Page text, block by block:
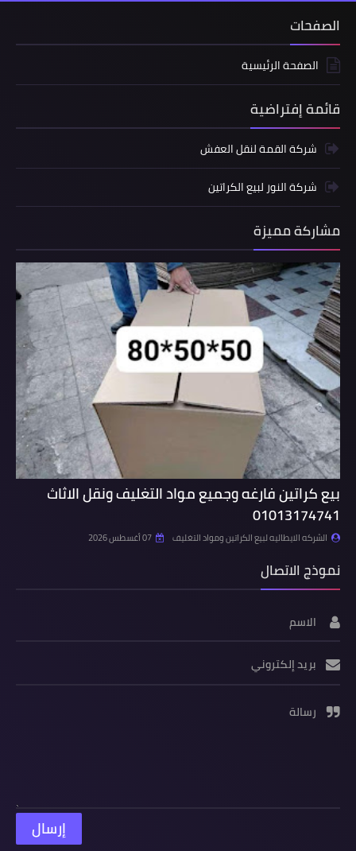
الصفحات
الصفحة الرئيسية
قائمة إفتراضية
شركة القمة لنقل العفش
شركة النور لبيع الكراتين
مشاركة مميزة
بيع كراتين فارغه وجميع مواد التغليف ونقل الاثاث
01013174741
الشركه الايطاليه لبيع الكراتين ومواد التغليف 07 أغسطس 2026
نموذج الاتصال
الاسم
بريد إلكتروني
رسالة